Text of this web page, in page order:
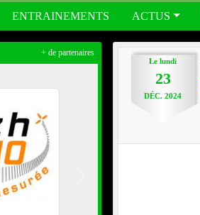
ENTRAINEMENTS ACTUS
Lelundi
23
DÉC. 2024
+ de partenaires